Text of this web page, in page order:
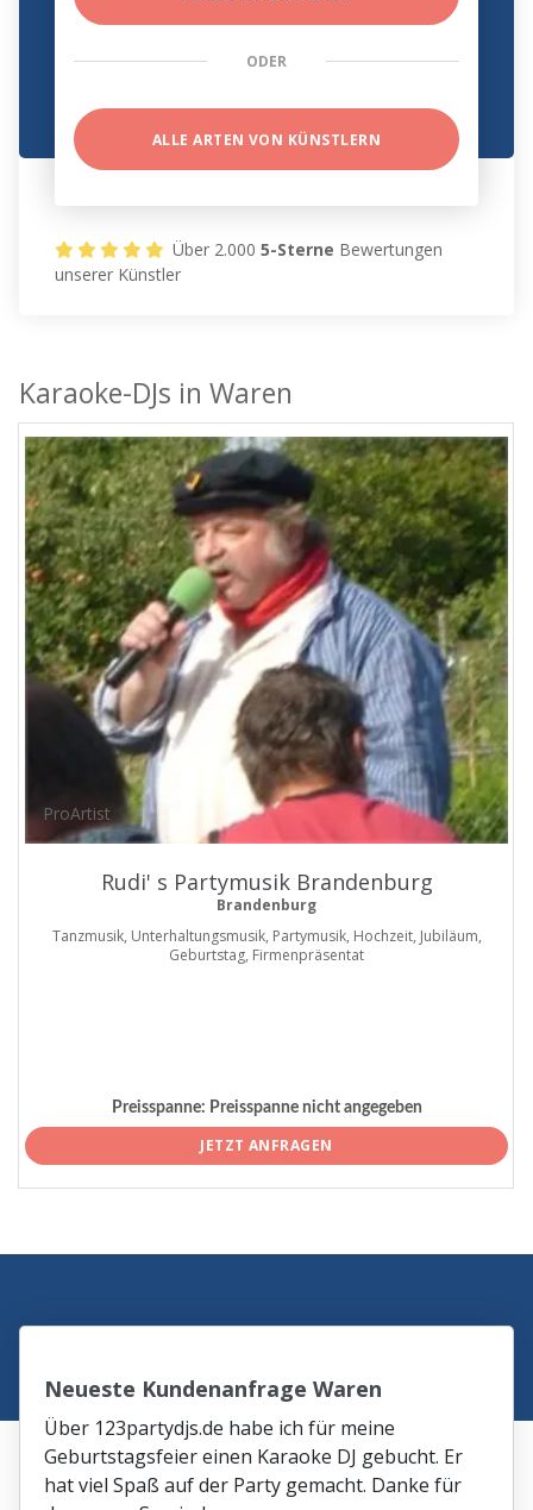
ODER
ALLE ARTEN VON KÜNSTLERN
Über 2.0005-Sterne Bewertungen
unserer Künstler
Karaoke-DJs in Waren
ProArtist
Rudi' s Partymusik Brandenburg
Brandenburg
Tanzmusik, Unterhaltungsmusik, Partymusik, Hochzeit, Jubiläum,
Geburtstag, Firmenpräsentat
Preisspanne: Preisspanne nicht angegeben
JETZT ANFRAGEN
Neueste Kundenanfrage Waren
Über 123partydjs.de habe ich für meine
Geburtstagsfeier einen Karaoke DJ gebucht. Er
hat viel Spaß auf der Party gemacht. Danke für